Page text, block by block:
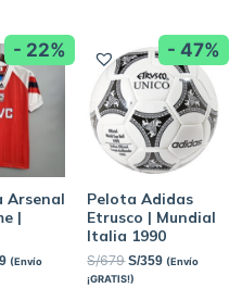
- 22%
Arsenal
|
(Envío
- 47%
Pelota Adidas
Etrusco | Mundial
Italia 1990
S/679 S/359 (Envío
¡GRATIS!)